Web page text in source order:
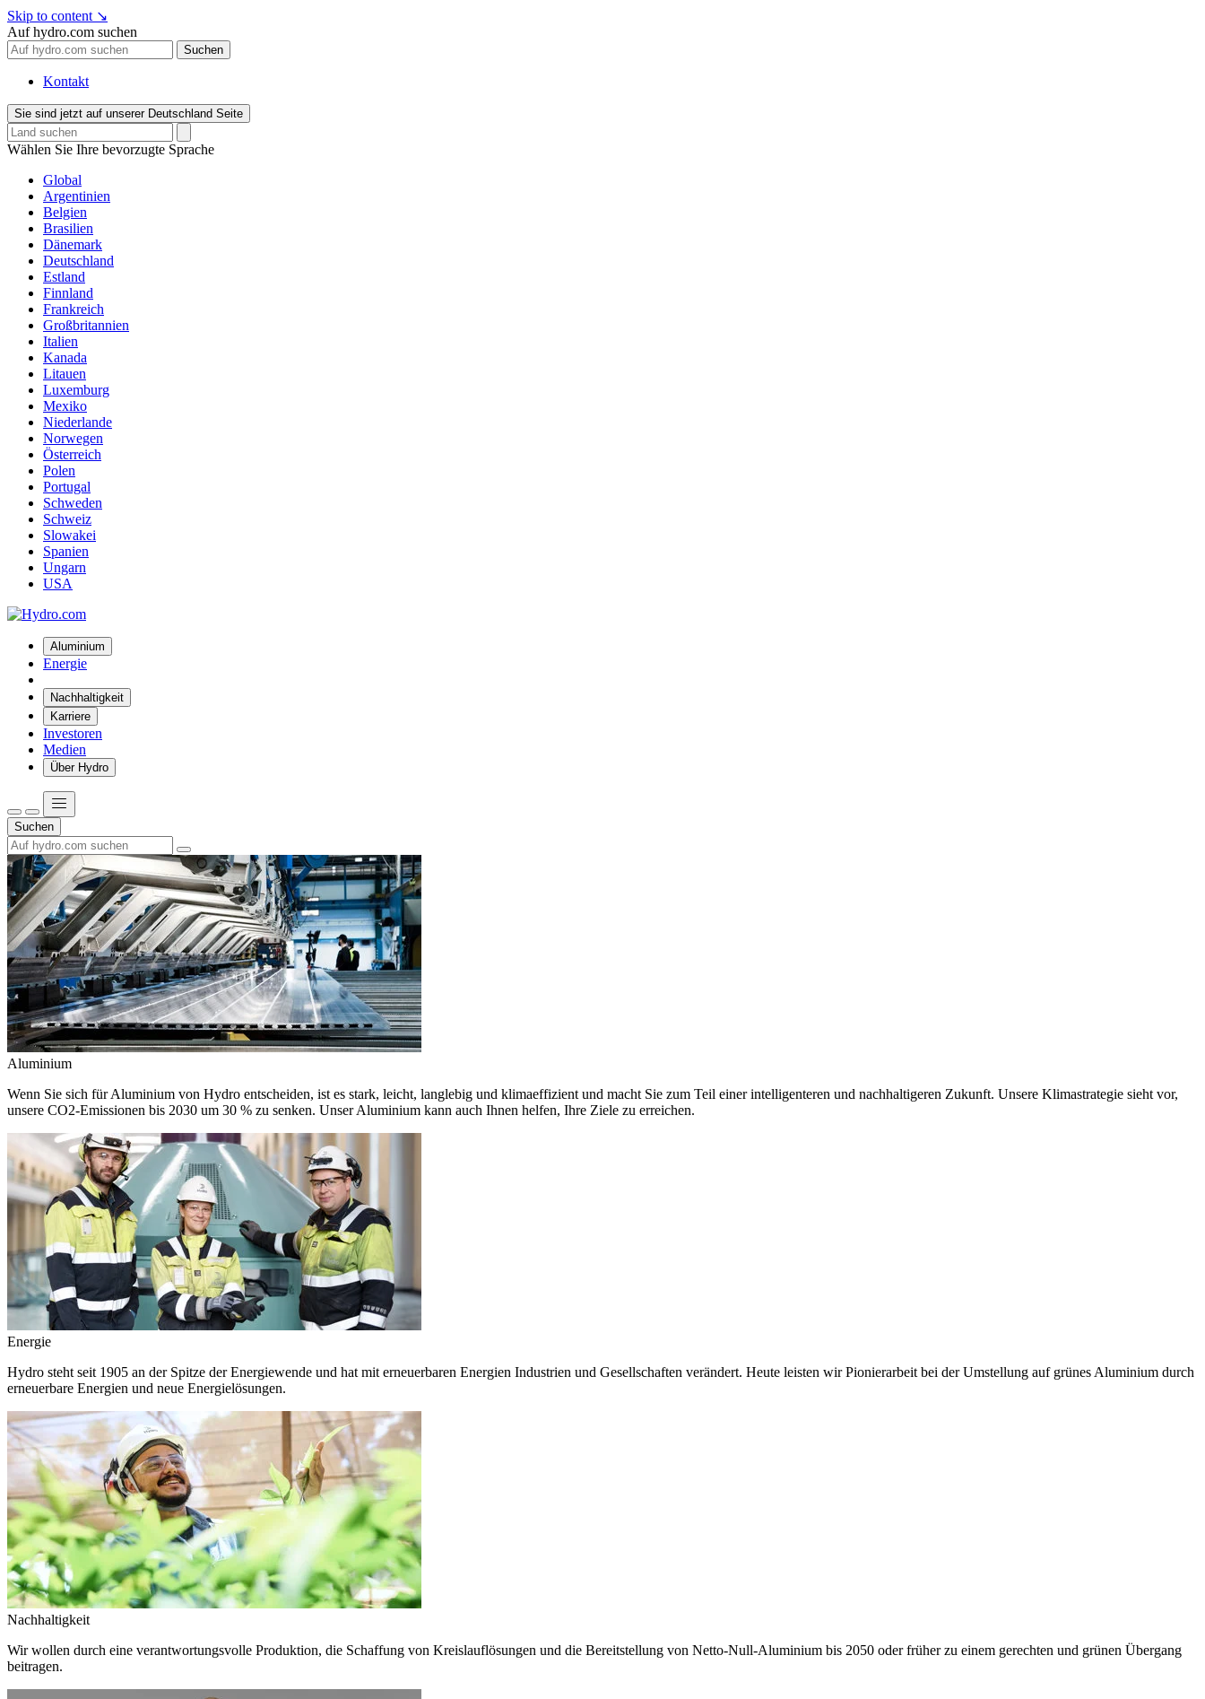
Skip to content ↘
Auf hydro.com suchen
Suchen
Kontakt
Sie sind jetzt auf unserer Deutschland Seite
Wählen Sie Ihre bevorzugte Sprache
Global
Argentinien
Belgien
Brasilien
Dänemark
Deutschland
Estland
Finnland
Frankreich
Großbritannien
Italien
Kanada
Litauen
Luxemburg
Mexiko
Niederlande
Norwegen
Österreich
Polen
Portugal
Schweden
Schweiz
Slowakei
Spanien
Ungarn
USA
Aluminium
Energie
Nachhaltigkeit
Karriere
Investoren
Medien
Über Hydro
Suchen
Aluminium
Wenn Sie sich für Aluminium von Hydro entscheiden, ist es stark, leicht, langlebig und klimaeffizient und macht Sie zum Teil einer intelligenteren und nachhaltigeren Zukunft. Unsere Klimastrategie sieht vor,
unsere CO2-Emissionen bis 2030 um 30 % zu senken. Unser Aluminium kann auch Ihnen helfen, Ihre Ziele zu erreichen.
Energie
Hydro steht seit 1905 an der Spitze der Energiewende und hat mit erneuerbaren Energien Industrien und Gesellschaften verändert. Heute leisten wir Pionierarbeit bei der Umstellung auf grünes Aluminium durch
erneuerbare Energien und neue Energielösungen.
Nachhaltigkeit
Wir wollen durch eine verantwortungsvolle Produktion, die Schaffung von Kreislauflösungen und die Bereitstellung von Netto-Null-Aluminium bis 2050 oder früher zu einem gerechten und grünen Übergang
beitragen.